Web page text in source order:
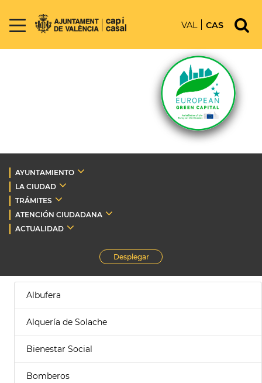
VAL CAS
AYUNTAMIENTO
LA CIUDAD
TRÁMITES
ATENCIÓN CIUDADANA
ACTUALIDAD
Desplegar
Albufera
Alquería de Solache
Bienestar Social
Bomberos